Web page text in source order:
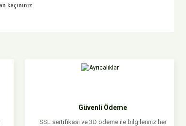
kaçınınız.
Güvenli Ödeme
SSL sertifikası ve 3D ödeme ile bilgileriniz her